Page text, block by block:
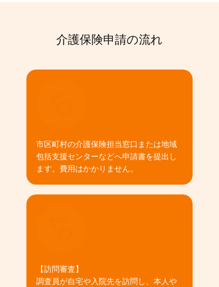
介護保険申請の流れ
市区町村の介護保険担当窓口または地域
包括支援センターなどへ申請書を提出し
ます。費用はかかりません。
【訪問審査】
調査員が自宅や入院先を訪問し、本人や